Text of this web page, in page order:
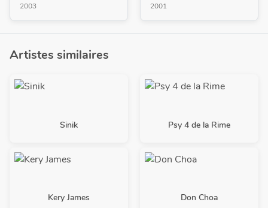
2003 2001
Artistes similaires
Sinik Psy 4 de la Rime
Kery James Don Choa